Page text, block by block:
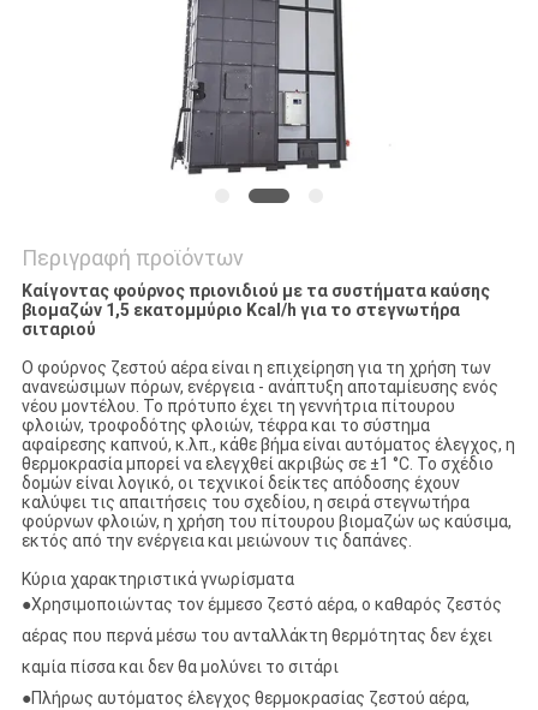
Περιγραφή προϊόντων
Καίγοντας φούρνος πριονιδιού με τα συστήματα καύσης
βιομαζών 1,5 εκατομμύριο Kcal/h για το στεγνωτήρα
σιταριού
Ο φούρνος ζεστού αέρα είναι η επιχείρηση για τη χρήση των
ανανεώσιμων πόρων, ενέργεια - ανάπτυξη αποταμίευσης ενός
νέου μοντέλου. Το πρότυπο έχει τη γεννήτρια πίτουρου
φλοιών, τροφοδότης φλοιών, τέφρα και το σύστημα
αφαίρεσης καπνού, κ.λπ., κάθε βήμα είναι αυτόματος έλεγχος, η
θερμοκρασία μπορεί να ελεγχθεί ακριβώς σε ±1 °C. Το σχέδιο
δομών είναι λογικό, οι τεχνικοί δείκτες απόδοσης έχουν
καλύψει τις απαιτήσεις του σχεδίου, η σειρά στεγνωτήρα
φούρνων φλοιών, η χρήση του πίτουρου βιομαζών ως καύσιμα,
εκτός από την ενέργεια και μειώνουν τις δαπάνες.
Κύρια χαρακτηριστικά γνωρίσματα
●Χρησιμοποιώντας τον έμμεσο ζεστό αέρα, ο καθαρός ζεστός
αέρας που περνά μέσω του ανταλλάκτη θερμότητας δεν έχει
καμία πίσσα και δεν θα μολύνει το σιτάρι
●Πλήρως αυτόματος έλεγχος θερμοκρασίας ζεστού αέρα,